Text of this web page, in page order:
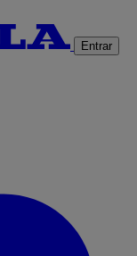
Entrar